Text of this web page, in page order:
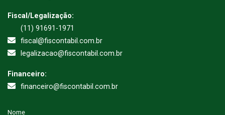
Fiscal/Legalização:
(11) 91691-1971
fiscal@fiscontabil.com.br
legalizacao@fiscontabil.com.br
Financeiro:
financeiro@fiscontabil.com.br
Nome